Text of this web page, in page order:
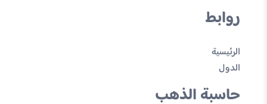
روابط
الرئيسية
الدول
حاسبة الذهب